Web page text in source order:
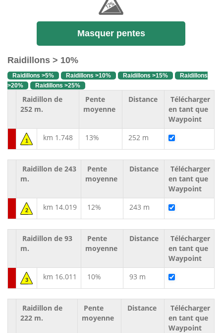
Masquer pentes
Raidillons > 10%
Raidillons >5% Raidillons >10% Raidillons >15%
Raidillons
>20%
Raidillons >25%
Raidillon de
252 m.
Pente
moyenne
Distance
Télécharger
en tant que
Waypoint
1 km 1.748 13% 252 m
Raidillon de 243
m.
Pente
moyenne
Distance
Télécharger
en tant que
Waypoint
2 km 14.019 12% 243 m
Raidillon de 93
m.
Pente
moyenne
Distance
Télécharger
en tant que
Waypoint
3 km 16.011 10% 93 m
Raidillon de
222 m.
Pente
moyenne
Distance
Télécharger
en tant que
Waypoint